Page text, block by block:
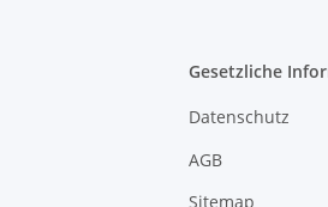
Gesetzliche
Datenschutz
AGB
Sitemap